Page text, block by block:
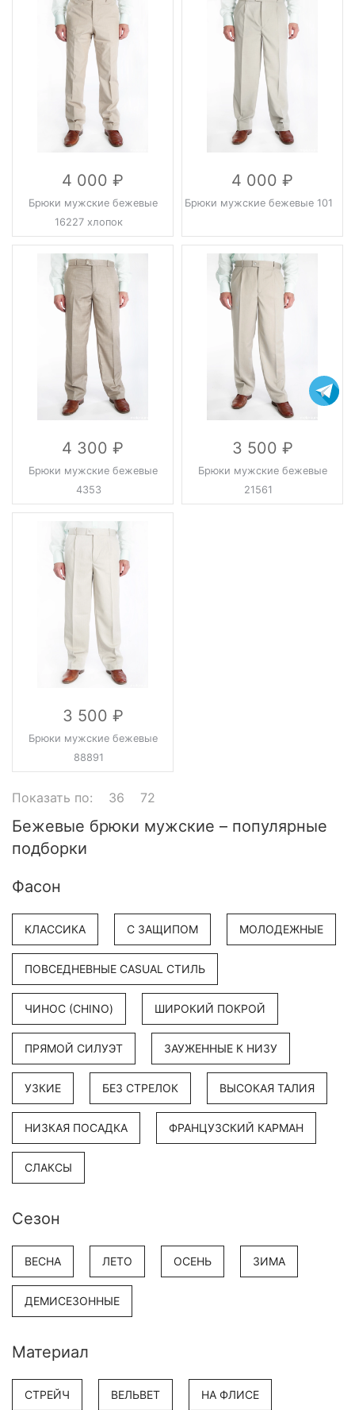
4 000
Брюки мужские бежевые
16227 хлопок
4 000
Брюки мужские бежевые 101
4 300
Брюки мужские бежевые
4353
3 500
Брюки мужские бежевые
21561
3 500
Брюки мужские бежевые
88891
Показать по: 36 72
Бежевые брюки мужские – популярные
подборки
Фасон
КЛАССИКА С ЗАЩИПОМ МОЛОДЕЖНЫЕ
ПОВСЕДНЕВНЫЕ CASUAL СТИЛЬ
ЧИНОС (CHINO) ШИРОКИЙ ПОКРОЙ
ПРЯМОЙ СИЛУЭТ ЗАУЖЕННЫЕ К НИЗУ
УЗКИЕ БЕЗ СТРЕЛОК ВЫСОКАЯ ТАЛИЯ
НИЗКАЯ ПОСАДКА ФРАНЦУЗСКИЙ КАРМАН
СЛАКСЫ
Сезон
ВЕСНА ЛЕТО ОСЕНЬ ЗИМА
ДЕМИСЕЗОННЫЕ
Материал
СТРЕЙЧ ВЕЛЬВЕТ НА ФЛИСЕ